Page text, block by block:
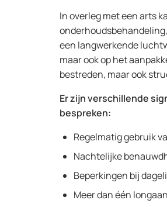
In overleg met een arts
een langwerkende
maar ook op het
bestreden, maar ook
Er zijn verschillende
bespreken:
Regelmatig gebruik
Nachtelijke
Beperkingen bij
Meer dan één